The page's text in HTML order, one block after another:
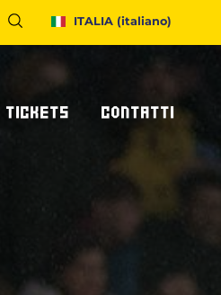
ITALIA (italiano)
TICKETS CONTATTI
Richiedi Info
Newsletter
Alloggiare A Parma